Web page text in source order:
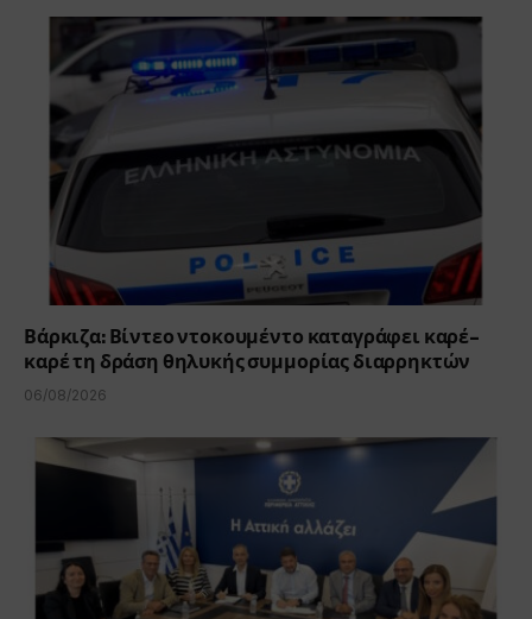
Βάρκιζα: Βίντεο ντοκουμέντο καταγράφει καρέ-
καρέ τη δράση θηλυκής συμμορίας διαρρηκτών
06/08/2026